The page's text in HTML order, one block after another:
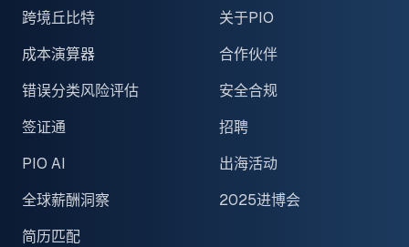
跨境丘比特
成本演算器
错误分类风险评估
签证通
PIO AI
全球薪酬洞察
简历匹配
关于PIO
合作伙伴
安全合规
招聘
出海活动
2025进博会